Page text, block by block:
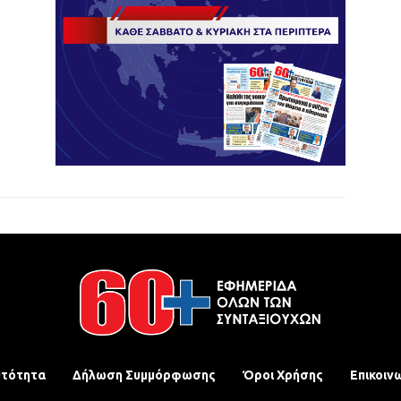
Δήλωση Συμμόρφωσης Όροι Χρήσης